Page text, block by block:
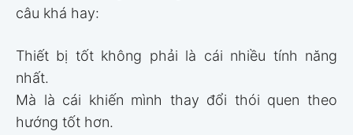
câu khá hay:
Thiết bị tốt không phải là cái nhiều tính năng
nhất.
Mà là cái khiến mình thay đổi thói quen theo
hướng tốt hơn.